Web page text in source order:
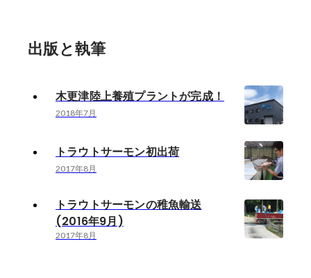
出版と執筆
木更津陸上養殖プラントが完成！
2018年7月
トラウトサーモン初出荷
2017年8月
トラウトサーモンの稚魚輸送
(2016年9月)
2017年8月